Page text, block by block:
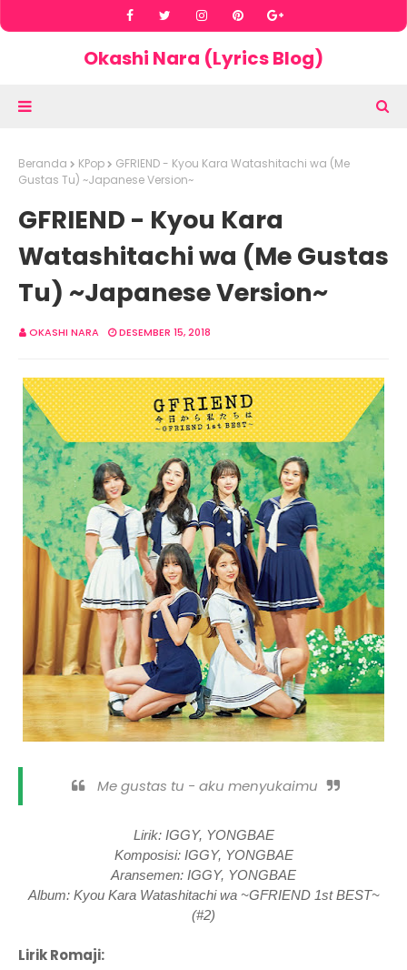
Okashi Nara (Lyrics Blog)
Beranda KPop
GFRIEND - Kyou Kara Watashitachi wa (Me
Gustas Tu) ~Japanese Version~
GFRIEND - Kyou Kara
Watashitachi wa (Me Gustas
Tu) ~Japanese Version~
OKASHI NARA DESEMBER 15, 2018
Me gustas tu - aku menyukaimu
Lirik: IGGY, YONGBAE
Komposisi: IGGY, YONGBAE
Aransemen: IGGY, YONGBAE
Album: Kyou Kara Watashitachi wa ~GFRIEND 1st BEST~
(#2)
Lirik Romaji: